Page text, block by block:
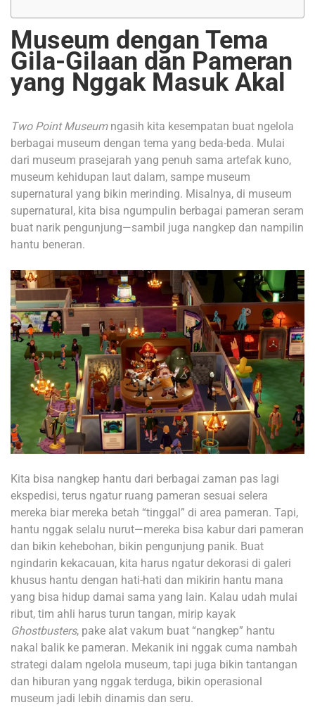
Museum dengan Tema
Gila-Gilaan dan Pameran
yang Nggak Masuk Akal
Two Point Museumngasih kita kesempatan buat ngelola
berbagai museum dengan tema yang beda-beda. Mulai
dari museum prasejarah yang penuh sama artefak kuno,
museum kehidupan laut dalam, sampe museum
supernatural yang bikin merinding. Misalnya, di museum
supernatural, kita bisa ngumpulin berbagai pameran seram
buat narik pengunjung—sambil juga nangkep dan nampilin
hantu beneran.
Kita bisa nangkep hantu dari berbagai zaman pas lagi
ekspedisi, terus ngatur ruang pameran sesuai selera
mereka biar mereka betah “tinggal” di area pameran. Tapi,
hantu nggak selalu nurut—mereka bisa kabur dari pameran
dan bikin kehebohan, bikin pengunjung panik. Buat
ngindarin kekacauan, kita harus ngatur dekorasi di galeri
khusus hantu dengan hati-hati dan mikirin hantu mana
yang bisa hidup damai sama yang lain. Kalau udah mulai
ribut, tim ahli harus turun tangan, mirip kayak
Ghostbusters, pake alat vakum buat “nangkep” hantu
nakal balik ke pameran. Mekanik ini nggak cuma nambah
strategi dalam ngelola museum, tapi juga bikin tantangan
dan hiburan yang nggak terduga, bikin operasional
museum jadi lebih dinamis dan seru.